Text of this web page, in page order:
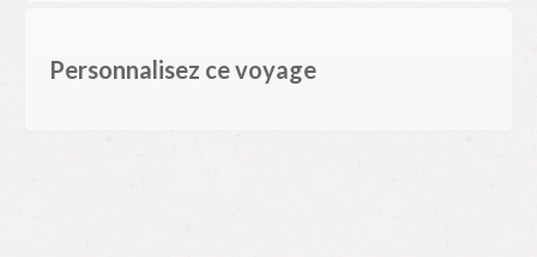
Personnalisez ce voyage